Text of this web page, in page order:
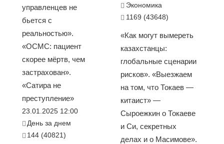
управленцев не
бьется с
реальностью».
«ОСМС: пациент
скорее мёртв, чем
застрахован».
«Сатира не
преступление»
23.01.2025 12:00
День за днем
144 (40821)
Экономика
1169 (43648)
«Как могут вымереть
казахстанцы:
глобальные сценарии
рисков». «Выезжаем
на том, что Токаев —
китаист» —
Сыроежкин о Токаеве
и Си, секретных
делах и о Масимове».